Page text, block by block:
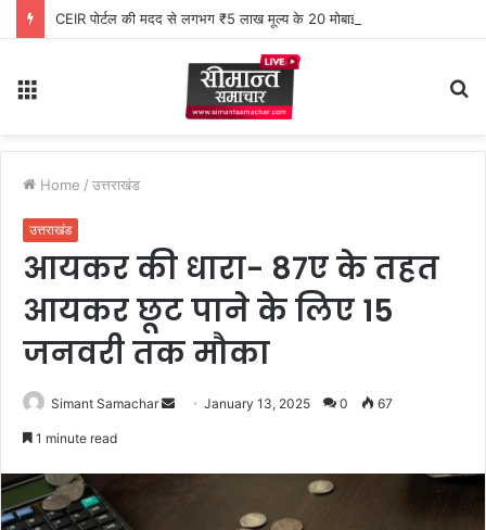
CEIR पोर्टल की मदद से लगभग ₹5 लाख मूल्य के 20 मोबाइल फोन बरामद
Home / उत्तराखंड
उत्तराखंड
आयकर की धारा- 87ए के तहत
आयकर छूट पाने के लिए 15
जनवरी तक मौका
Simant Samachar January 13, 2025 0 67
1 minute read